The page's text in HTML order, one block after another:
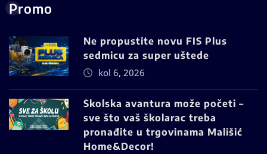
Promo
Ne propustite novu FIS Plus
sedmicu za super uštede
kol 6, 2026
Školska avantura može početi –
sve što vaš školarac treba
pronađite u trgovinama Mališić
Home&Decor!